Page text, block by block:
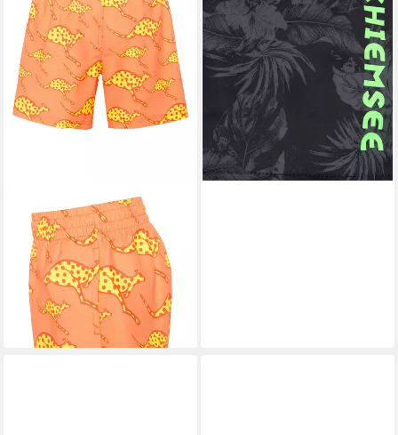
Badeshorts
20,95 € UVP29,95 €
-30%
lieferbar - in 8-10 Werktagen bei
-21%
lieferbar - in 1-2 Werktagen bei dir